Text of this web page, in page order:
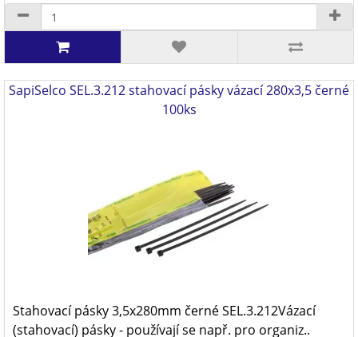
SapiSelco SEL.3.212 stahovací pásky vázací 280x3,5 černé
100ks
Stahovací pásky 3,5x280mm černé SEL.3.212Vázací
(stahovací) pásky - používají se např. pro organiz..